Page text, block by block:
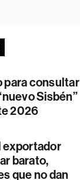
para consultar
Sisbén”
2026
exportador
barato,
que no dan